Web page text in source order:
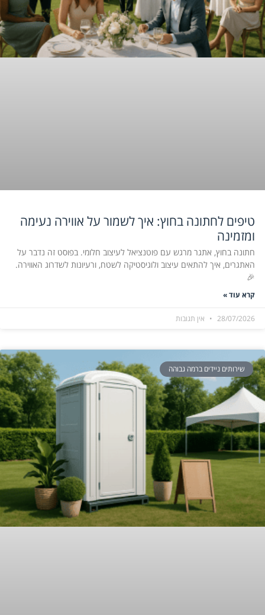
טיפים לחתונה בחוץ: איך לשמור על אווירה נעימה
ומזמינה
חתונה בחוץ, אתגר מרגש עם פוטנציאל לעיצוב חלומי. בפוסט זה נדבר על
האתגרים, איך להתאים עיצוב ולוגיסטיקה לשטח, ורעיונות לשדרוג האווירה.
🎉
קרא עוד »
28/07/2026 אין תגובות
שירותים ניידים ברמה גבוהה